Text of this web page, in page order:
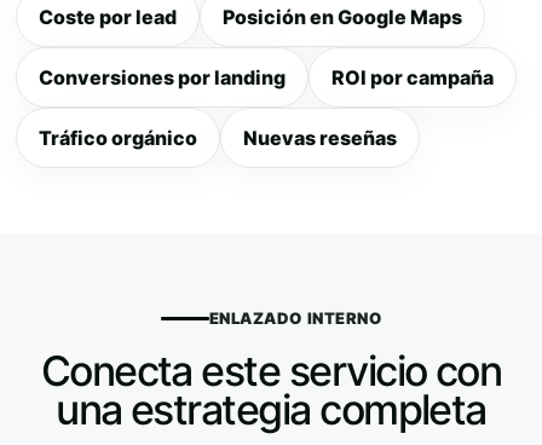
Coste por lead Posición en Google Maps
Conversiones por landing ROI por campaña
Tráfico orgánico Nuevas reseñas
ENLAZADO INTERNO
Conecta este servicio con
una estrategia completa